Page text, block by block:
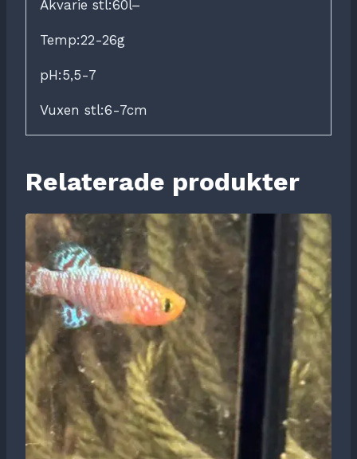
Akvarie stl:60l–
Temp:22-26g
pH:5,5-7
Vuxen stl:6-7cm
Relaterade produkter